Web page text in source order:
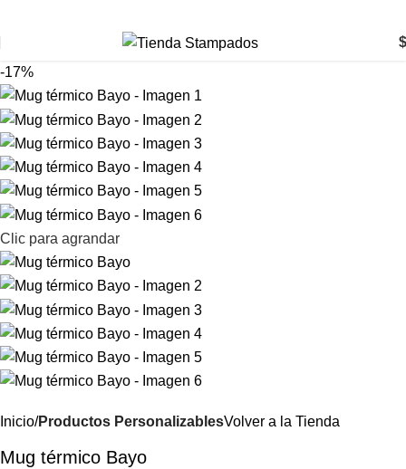
$
-17%
Clic para agrandar
Inicio Productos PersonalizablesVolver a la Tienda
Mug térmico Bayo